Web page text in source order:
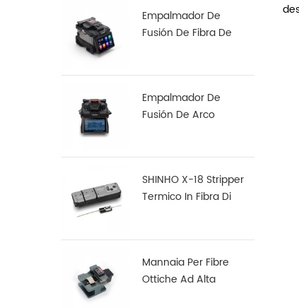
Empalmador De
Fusión De Fibra De
Empalmador De
Fusión De Arco
SHINHO X-18 Stripper
Termico In Fibra Di
Mannaia Per Fibre
Ottiche Ad Alta